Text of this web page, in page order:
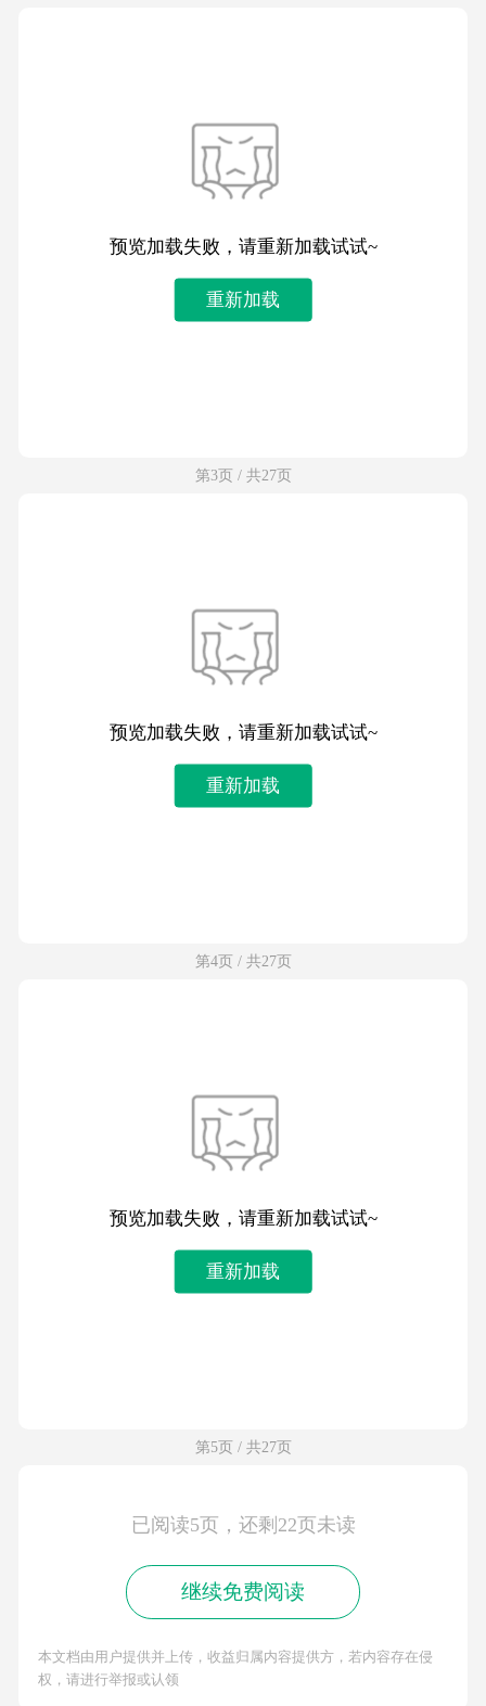
预览加载失败，请重新加载试试~
重新加载
第3页 / 共27页
预览加载失败，请重新加载试试~
重新加载
第4页 / 共27页
预览加载失败，请重新加载试试~
重新加载
第5页 / 共27页
已阅读5页，还剩22页未读
继续免费阅读
本文档由用户提供并上传，收益归属内容提供方，若内容存在侵
权，请进行举报或认领